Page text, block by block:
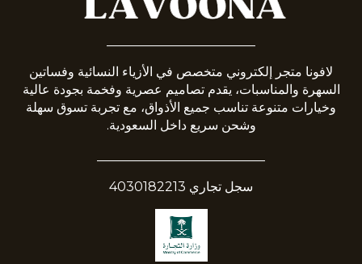
لافونا متجر إلكتروني متخصص في الأزياء النسائية وفساتين
السهرة والمناسبات، يقدم تصاميم عصرية وفخمة بجودة عالية
وخيارات متنوعة تناسب جميع الأذواق، مع تجربة تسوق سهلة
وشحن سريع داخل السعودية.
سجل تجاري 4030182213